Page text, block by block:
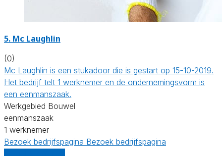
5. Mc Laughlin
(0)
Mc Laughlin is een stukadoor die is gestart op 15-10-2019.
Het bedrijf telt 1 werknemer en de ondernemingsvorm is
een eenmanszaak.
Werkgebied Bouwel
eenmanszaak
1 werknemer
Bezoek bedrijfspagina Bezoek bedrijfspagina